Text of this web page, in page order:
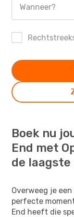
Wanneer?
Boek nu
End met
de
Overweeg je een
perfecte
End heeft die